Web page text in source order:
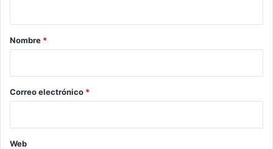
r
*
Nombre *
Correo electrónico *
Web